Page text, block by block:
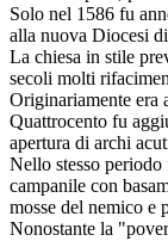
Solo nel 1586 fu
alla nuova Diocesi
La chiesa in stile
secoli molti
Originariamente era
Quattrocento fu
apertura di archi
Nello stesso
campanile con
mosse del nemico e
Nonostante la